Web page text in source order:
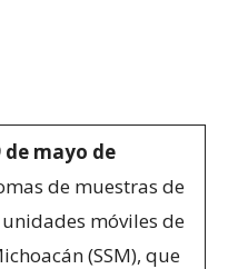
mayo de
de muestras de
unidades móviles de
(SSM), que